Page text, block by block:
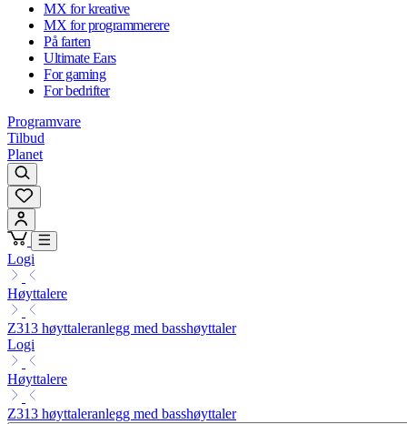
MX for kreative
MX for programmerere
På farten
Ultimate Ears
For gaming
For bedrifter
Programvare
Tilbud
Planet
Logi
Høyttalere
Z313 høyttaleranlegg med basshøyttaler
Logi
Høyttalere
Z313 høyttaleranlegg med basshøyttaler